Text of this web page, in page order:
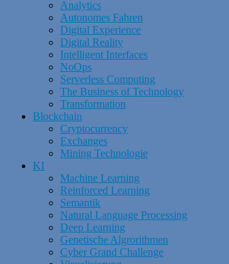
Analytics
Autonomes Fahren
Digital Experience
Digital Reality
Intelligent Interfaces
NoOps
Serverless Computing
The Business of Technology
Transformation
Blockchain
Cryptocurrency
Exchanges
Mining Technologie
KI
Machine Learning
Reinforced Learning
Semantik
Natural Language Processing
Deep Learning
Genetische Algrorithmen
Cyber Grand Challenge